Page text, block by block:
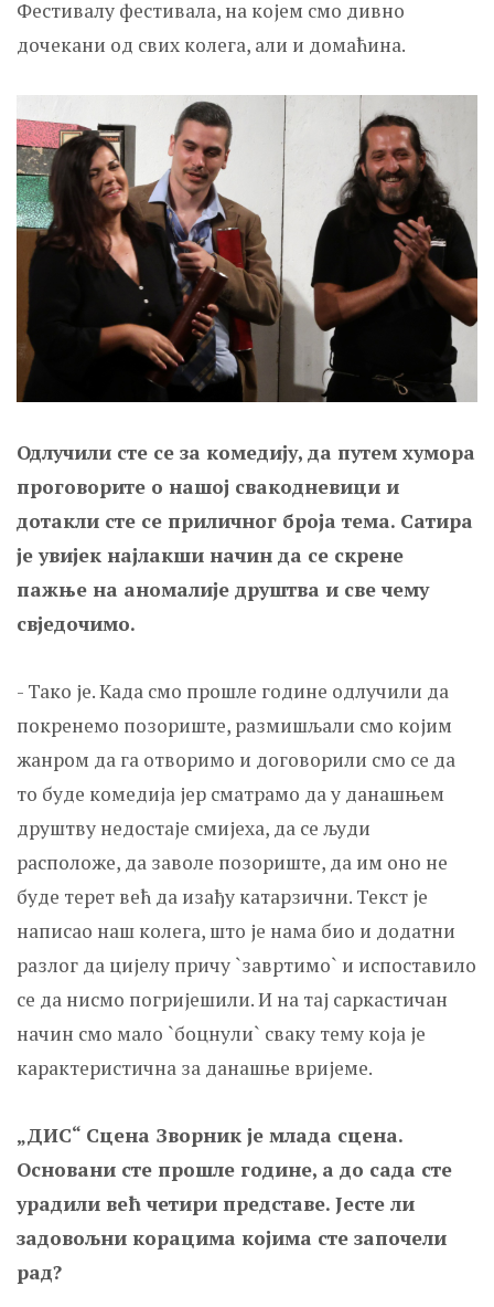
Фестивалу фестивала, на којем смо дивно
дочекани од свих колега, али и домаћина.
Одлучили сте се за комедију, да путем хумора
проговорите о нашој свакодневици и
дотакли сте се приличног броја тема. Сатира
је увијек најлакши начин да се скрене
пажње на аномалије друштва и све чему
свједочимо.
- Тако је. Када смо прошле године одлучили да
покренемо позориште, размишљали смо којим
жанром да га отворимо и договорили смо се да
то буде комедија јер сматрамо да у данашњем
друштву недостаје смијеха, да се људи
расположе, да заволе позориште, да им оно не
буде терет већ да изађу катарзични. Текст је
написао наш колега, што је нама био и додатни
разлог да цијелу причу `завртимо` и испоставило
се да нисмо погријешили. И на тај саркастичан
начин смо мало `боцнули` сваку тему која је
карактеристична за данашње вријеме.
„ДИС“ Сцена Зворник је млада сцена.
Основани сте прошле године, а до сада сте
урадили већ четири представе. Јесте ли
задовољни корацима којима сте започели
рад?